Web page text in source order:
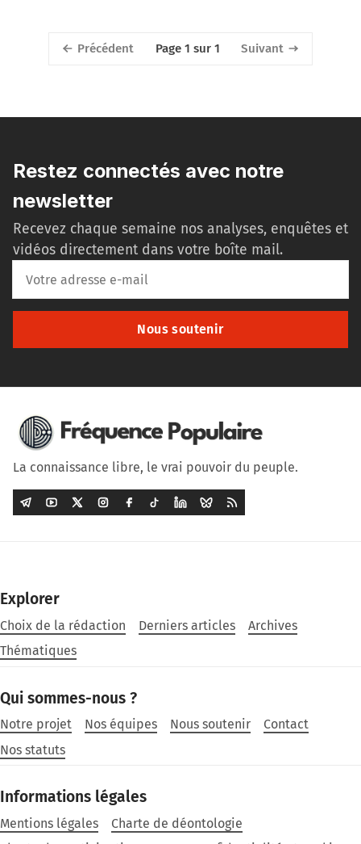
Précédent Page 1 sur 1 Suivant
Restez connectés avec notre
newsletter
Recevez chaque semaine nos analyses, enquêtes et
vidéos directement dans votre boîte mail.
Nous soutenir
La connaissance libre, le vrai pouvoir du peuple.
Explorer
Choix de la rédaction Derniers articles
Archives
Thématiques
Qui sommes-nous ?
Notre projet Nos équipes Nous soutenir
Contact
Nos statuts
Informations légales
Mentions légales
Charte de déontologie